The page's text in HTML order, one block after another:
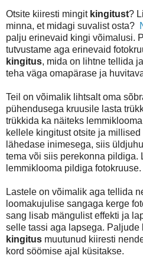
Otsite kiiresti mingit kingitust?
minna, et midagi suvalist osta?
palju erinevaid kingi võimalusi.
tutvustame aga erinevaid
kingitus, mida on lihtne tellida
teha väga omapärase ja
Teil on võimalik lihtsalt oma
pühendusega kruusile lasta
trükkida ka näiteks
kellele kingitust otsite ja
lähedase inimesega, siis
tema või siis perekonna pildiga.
lemmiklooma pildiga fotokruuse.
Lastele on võimalik aga tellida
loomakujulise sangaga kerge
sang lisab mängulist effekti ja
selle tassi aga lapsega.
kingitus muutunud kiiresti
kord söömise ajal küsitakse.